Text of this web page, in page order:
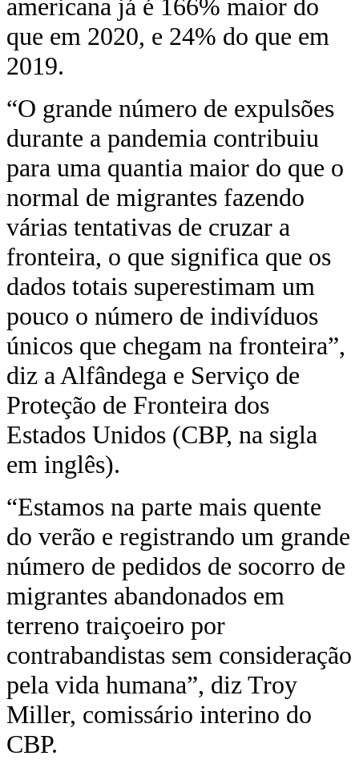
americana já é 166% maior do
que em 2020, e 24% do que em
2019.
“O grande número de expulsões
durante a pandemia contribuiu
para uma quantia maior do que o
normal de migrantes fazendo
várias tentativas de cruzar a
fronteira, o que significa que os
dados totais superestimam um
pouco o número de indivíduos
únicos que chegam na fronteira”,
diz a Alfândega e Serviço de
Proteção de Fronteira dos
Estados Unidos (CBP, na sigla
em inglês).
“Estamos na parte mais quente
do verão e registrando um grande
número de pedidos de socorro de
migrantes abandonados em
terreno traiçoeiro por
contrabandistas sem consideração
pela vida humana”, diz Troy
Miller, comissário interino do
CBP.